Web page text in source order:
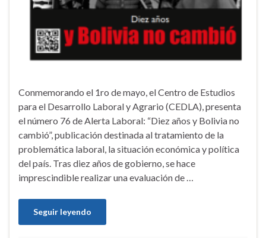
Conmemorando el 1ro de mayo, el Centro de Estudios
para el Desarrollo Laboral y Agrario (CEDLA), presenta
el número 76 de Alerta Laboral: “Diez años y Bolivia no
cambió”, publicación destinada al tratamiento de la
problemática laboral, la situación económica y política
del país. Tras diez años de gobierno, se hace
imprescindible realizar una evaluación de …
Seguir leyendo